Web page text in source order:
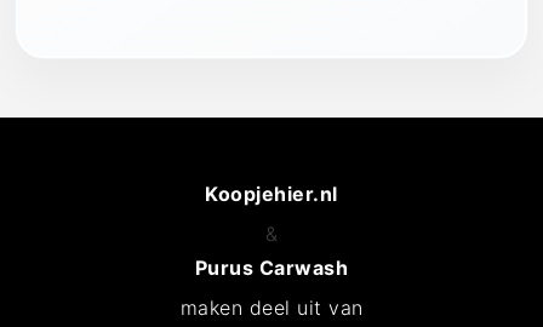
Koopjehier.nl
&
Purus Carwash
maken deel uit van